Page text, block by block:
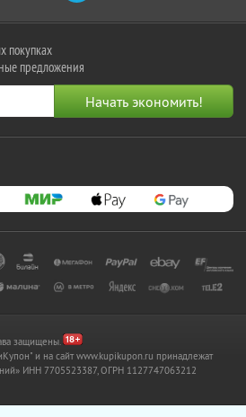
покупках
предложения
защищены.
и на сайт www.kupikupon.ru принадлежат
ИНН 7705523387, ОГРН 1127747063212